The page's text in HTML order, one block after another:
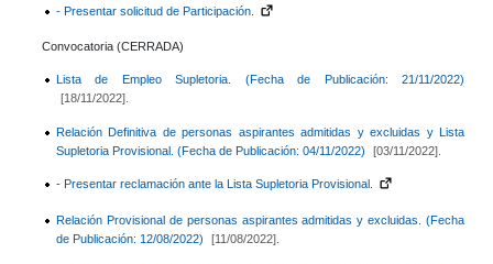
- Presentar solicitud de Participación.
Convocatoria (CERRADA)
Lista de Empleo Supletoria. (Fecha de Publicación: 21/11/2022)
[18/11/2022].
Relación Definitiva de personas aspirantes admitidas y excluidas y Lista
Supletoria Provisional. (Fecha de Publicación: 04/11/2022)
[03/11/2022].
- Presentar reclamación ante la Lista Supletoria Provisional.
Relación Provisional de personas aspirantes admitidas y excluidas. (Fecha
de Publicación: 12/08/2022)
[11/08/2022].